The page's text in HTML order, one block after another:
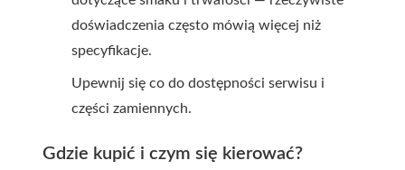
doświadczenia często mówią więcej niż
specyfikacje.
Upewnij się co do dostępności serwisu i
części zamiennych.
Gdzie kupić i czym się kierować?